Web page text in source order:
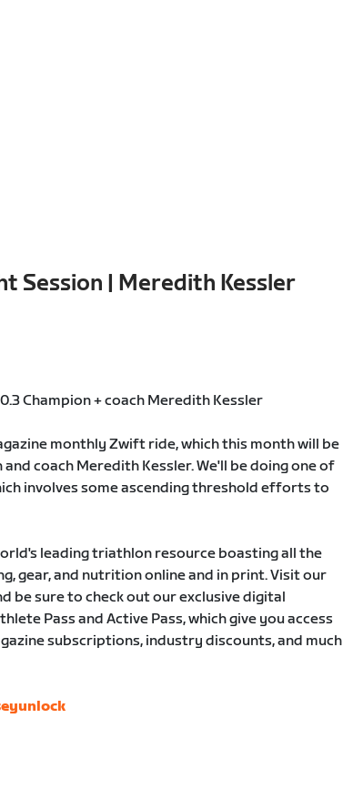
Session | Meredith Kessler
Champion + coach Meredith Kessler
monthly Zwift ride, which this month will be
and coach Meredith Kessler. We'll be doing one of
involves some ascending threshold efforts to
leading triathlon resource boasting all the
gear, and nutrition online and in print. Visit our
be sure to check out our exclusive digital
Pass and Active Pass, which give you access
subscriptions, industry discounts, and much